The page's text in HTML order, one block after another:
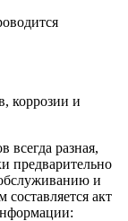
коррозии и
всегда разная,
предварительно
и
акт